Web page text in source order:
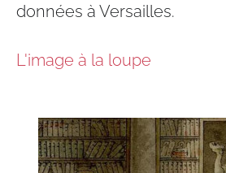
données à Versailles.
L'image à la loupe